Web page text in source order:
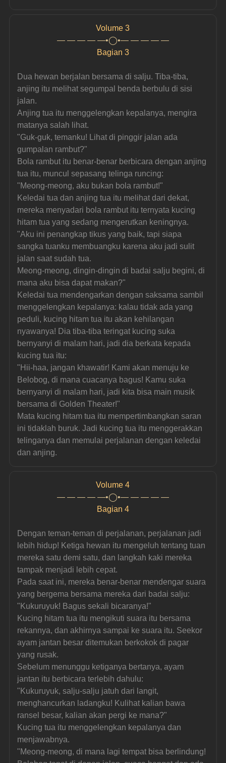
Volume 3
— — — — —•◯•— — — — —
Bagian 3
Dua hewan berjalan bersama di salju. Tiba-tiba,
anjing itu melihat segumpal benda berbulu di sisi
jalan.
Anjing tua itu menggelengkan kepalanya, mengira
matanya salah lihat.
"Guk-guk, temanku! Lihat di pinggir jalan ada
gumpalan rambut?"
Bola rambut itu benar-benar berbicara dengan anjing
tua itu, muncul sepasang telinga runcing:
"Meong-meong, aku bukan bola rambut!"
Keledai tua dan anjing tua itu melihat dari dekat,
mereka menyadari bola rambut itu ternyata kucing
hitam tua yang sedang mengerutkan keningnya.
"Aku ini penangkap tikus yang baik, tapi siapa
sangka tuanku membuangku karena aku jadi sulit
jalan saat sudah tua.
Meong-meong, dingin-dingin di badai salju begini, di
mana aku bisa dapat makan?"
Keledai tua mendengarkan dengan saksama sambil
menggelengkan kepalanya: kalau tidak ada yang
peduli, kucing hitam tua itu akan kehilangan
nyawanya! Dia tiba-tiba teringat kucing suka
bernyanyi di malam hari, jadi dia berkata kepada
kucing tua itu:
"Hii-haa, jangan khawatir! Kami akan menuju ke
Belobog, di mana cuacanya bagus! Kamu suka
bernyanyi di malam hari, jadi kita bisa main musik
bersama di Golden Theater!"
Mata kucing hitam tua itu mempertimbangkan saran
ini tidaklah buruk. Jadi kucing tua itu menggerakkan
telinganya dan memulai perjalanan dengan keledai
dan anjing.
Volume 4
— — — — —•◯•— — — — —
Bagian 4
Dengan teman-teman di perjalanan, perjalanan jadi
lebih hidup! Ketiga hewan itu mengeluh tentang tuan
mereka satu demi satu, dan langkah kaki mereka
tampak menjadi lebih cepat.
Pada saat ini, mereka benar-benar mendengar suara
yang bergema bersama mereka dari badai salju:
"Kukuruyuk! Bagus sekali bicaranya!"
Kucing hitam tua itu mengikuti suara itu bersama
rekannya, dan akhirnya sampai ke suara itu. Seekor
ayam jantan besar ditemukan berkokok di pagar
yang rusak.
Sebelum menunggu ketiganya bertanya, ayam
jantan itu berbicara terlebih dahulu:
"Kukuruyuk, salju-salju jatuh dari langit,
menghancurkan ladangku! Kulihat kalian bawa
ransel besar, kalian akan pergi ke mana?"
Kucing tua itu menggelengkan kepalanya dan
menjawabnya.
"Meong-meong, di mana lagi tempat bisa berlindung!